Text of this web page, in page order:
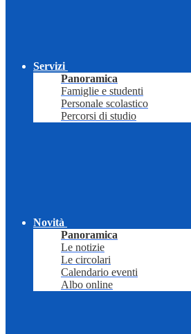
Servizi
Panoramica
Famiglie e studenti
Personale scolastico
Percorsi di studio
Novità
Panoramica
Le notizie
Le circolari
Calendario eventi
Albo online